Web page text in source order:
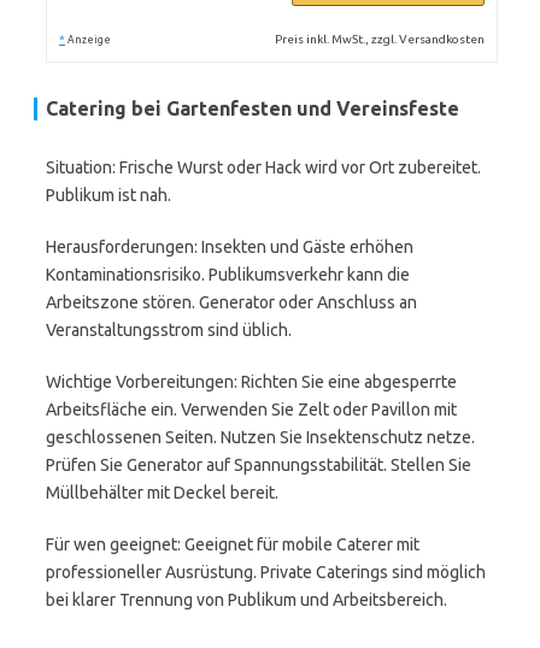
* Anzeige Preis inkl. MwSt., zzgl. Versandkosten
Catering bei Gartenfesten und Vereinsfeste
Situation: Frische Wurst oder Hack wird vor Ort zubereitet.
Publikum ist nah.
Herausforderungen: Insekten und Gäste erhöhen
Kontaminationsrisiko. Publikumsverkehr kann die
Arbeitszone stören. Generator oder Anschluss an
Veranstaltungsstrom sind üblich.
Wichtige Vorbereitungen: Richten Sie eine abgesperrte
Arbeitsfläche ein. Verwenden Sie Zelt oder Pavillon mit
geschlossenen Seiten. Nutzen Sie Insektenschutz netze.
Prüfen Sie Generator auf Spannungsstabilität. Stellen Sie
Müllbehälter mit Deckel bereit.
Für wen geeignet: Geeignet für mobile Caterer mit
professioneller Ausrüstung. Private Caterings sind möglich
bei klarer Trennung von Publikum und Arbeitsbereich.